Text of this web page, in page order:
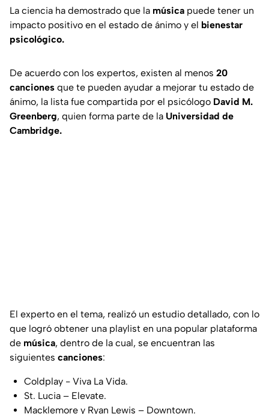
La ciencia ha demostrado que la música puede tener un
impacto positivo en el estado de ánimo y el bienestar
psicológico.
De acuerdo con los expertos, existen al menos 20
canciones que te pueden ayudar a mejorar tu estado de
ánimo, la lista fue compartida por el psicólogo David M.
Greenberg, quien forma parte de la Universidad de
Cambridge.
El experto en el tema, realizó un estudio detallado, con lo
que logró obtener una playlist en una popular plataforma
de música, dentro de la cual, se encuentran las
siguientes canciones:
Coldplay - Viva La Vida.
St. Lucia – Elevate.
Macklemore y Ryan Lewis – Downtown.